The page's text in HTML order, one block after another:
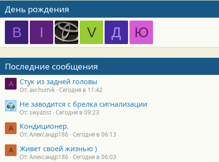
День рождения
B I V Д Ю
Последние сообщения
A Стук из задней головы
От: avchumik Сегодня в 11:42
Не заводится с брелка сигнализации
От: swyazist Сегодня в 09:23
А Кондиционер.
От: Александр186 Сегодня в 06:13
А Живет своей жизнью )
От: Александр186 Сегодня в 06:03